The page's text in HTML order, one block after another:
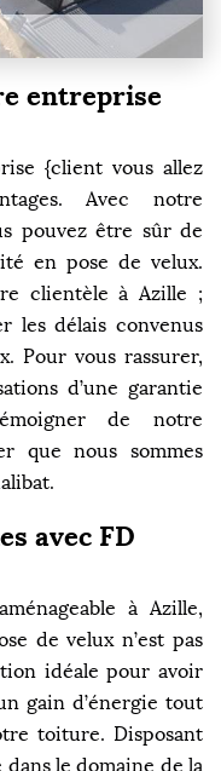
entreprise
{client vous allez
Avec notre
pouvez être sûr de
en pose de velux.
clientèle à Azille ;
les délais convenus
Pour vous rassurer,
d’une garantie
de notre
que nous sommes
avec FD
à Azille,
de velux n’est pas
idéale pour avoir
gain d’énergie tout
toiture. Disposant
le domaine de la